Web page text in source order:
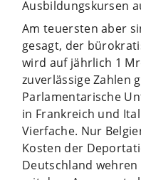
Ausbildungskursen
Am teuersten aber
gesagt, der
wird auf jährlich 1
zuverlässige Zahlen
Parlamentarische
in Frankreich und
Vierfache. Nur
Kosten der
Deutschland